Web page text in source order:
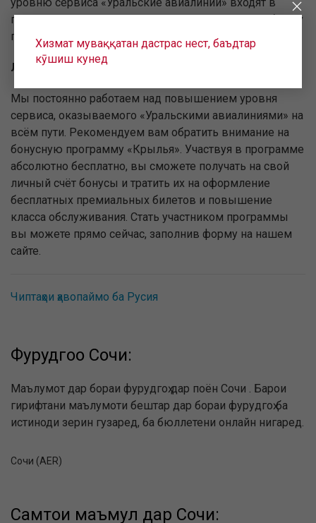
уровню сервиса «Уральские авиалинии» входят в
пятёрку ведущих российских авиакомпаний по объёму
перевозок.
Летайте на лучших условиях!
Мы постоянно работаем над повышением уровня
сервиса, оказываемого «Уральскими авиалиниями» на
всём пути. Рекомендуем вам обратить внимание на
бонусную программу «Крылья». Участвуя в программе
абсолютно бесплатно, вы сможете получать на свой
личный счёт бонусы и тратить их на оформление
бесплатных премиальных билетов и повышение
класса обслуживания. Стать участником программы
вы можете прямо сейчас, заполнив форму на нашем
сайте.
Чиптаҳои ҳавопаймо ба Русия
Фурудгоҳҳо Сочи:
Маълумот дар бораи фурудгоҳ дар поён Сочи . Барои
гирифтани маълумоти бештар дар бораи фурудгоҳ ба
истиноди зерин гузаред, ба бюллетени онлайн нигаред.
Сочи (AER)
Самтҳои маъмул дар Сочи:
Хизмат муваққатан дастрас нест, баъдтар
кӯшиш кунед